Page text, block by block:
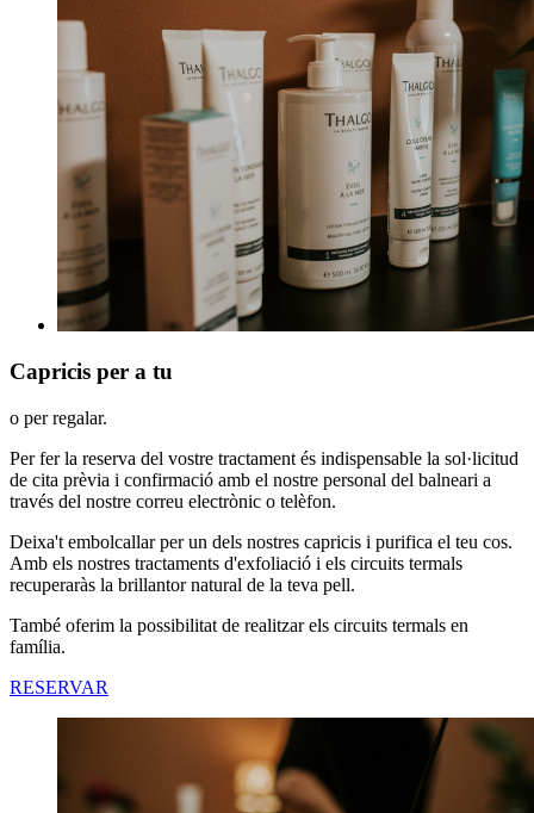
Capricis per a tu
o per regalar.
Per fer la reserva del vostre tractament és indispensable la sol·licitud
de cita prèvia i confirmació amb el nostre personal del balneari a
través del nostre correu electrònic o telèfon.
Deixa't embolcallar per un dels nostres capricis i purifica el teu cos.
Amb els nostres tractaments d'exfoliació i els circuits termals
recuperaràs la brillantor natural de la teva pell.
També oferim la possibilitat de realitzar els circuits termals en
família.
RESERVAR